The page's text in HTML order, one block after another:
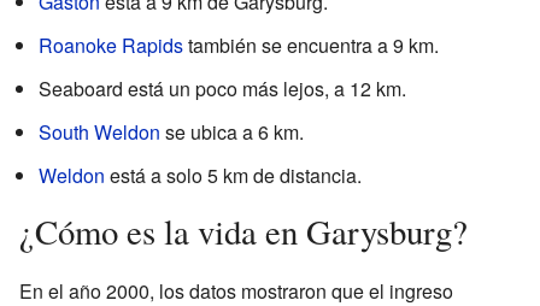
Roanoke Rapidstambién se encuentra a 9 km.
Seaboard está un poco más lejos, a 12 km.
South Weldon se ubica a 6 km.
Weldon está a solo 5 km de distancia.
¿Cómo es la vida en Garysburg?
En el año 2000, los datos mostraron que el ingreso